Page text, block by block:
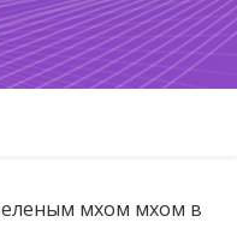
мхом мхом в